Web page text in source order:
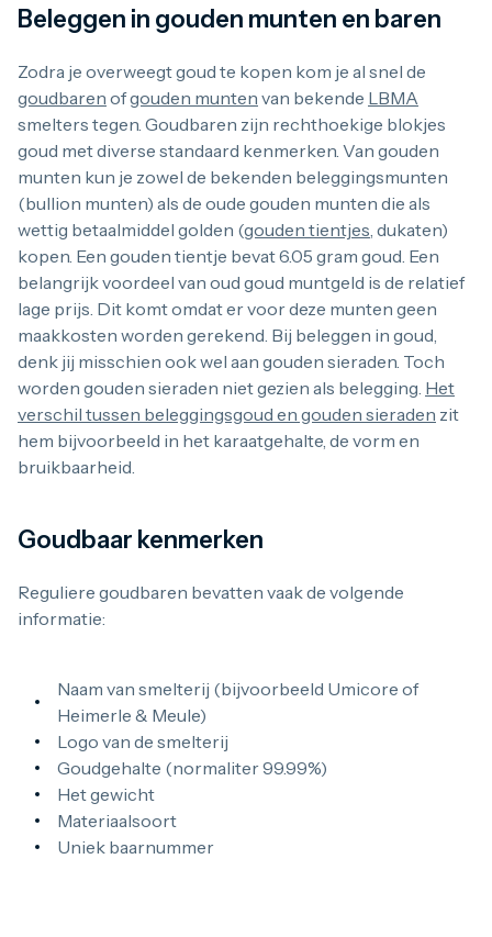
2 troy ounce
5 troy ounce
100 troy ounce
American Eagle
Britannia
Kangaroo
Krugerrand
Maple Leaf
Noah's Ark
Philharmoniker
Umicore
Valcambi
Platina kopen
Platinabaren
Platina munten
1/10 troy ounce
1/4 troy ounce
1/2 troy ounce
1 troy ounce
1 gram
2,5 gram
20 gram
Palladium kopen
Palladiumbaren kopen
Beleggen in gouden munten en baren
Zodra je overweegt goud te kopen kom je al snel de
goudbaren ofgouden munten van bekende LBMA
smelters tegen. Goudbaren zijn rechthoekige blokjes
goud met diverse standaard kenmerken. Van gouden
munten kun je zowel de bekenden beleggingsmunten
(bullion munten) als de oude gouden munten die als
wettig betaalmiddel golden (gouden tientjes, dukaten)
kopen. Een gouden tientje bevat 6.05 gram goud. Een
belangrijk voordeel van oud goud muntgeld is de relatief
lage prijs. Dit komt omdat er voor deze munten geen
maakkosten worden gerekend. Bij beleggen in goud,
denk jij misschien ook wel aan gouden sieraden. Toch
worden gouden sieraden niet gezien als belegging. Het
verschil tussen beleggingsgoud en gouden sieraden zit
hem bijvoorbeeld in het karaatgehalte, de vorm en
bruikbaarheid.
Goudbaar kenmerken
Reguliere goudbaren bevatten vaak de volgende
informatie:
Naam van smelterij (bijvoorbeeld Umicore of
Heimerle & Meule)
Logo van de smelterij
Goudgehalte (normaliter 99.99%)
Het gewicht
Materiaalsoort
Uniek baarnummer